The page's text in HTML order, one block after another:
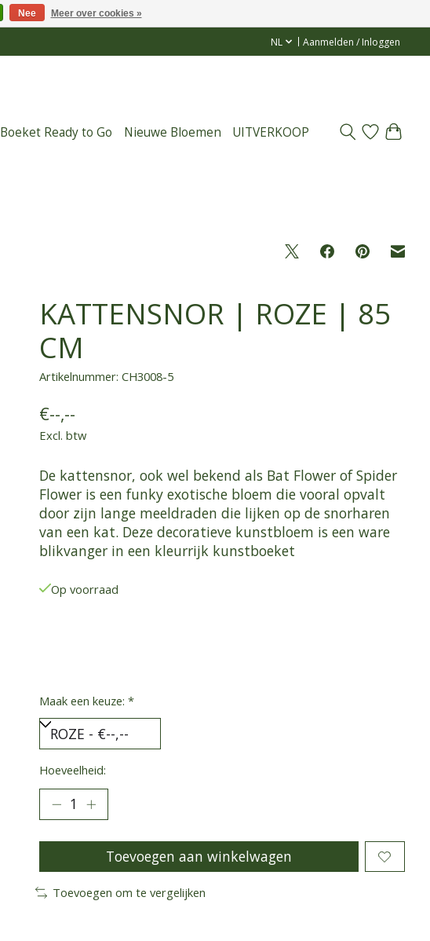
NL Aanmelden / Inloggen
Boeket Ready to Go Nieuwe Bloemen UITVERKOOP
KATTENSNOR | ROZE | 85
CM
Artikelnummer: CH3008-5
€--,--
Excl. btw
De kattensnor, ook wel bekend als Bat Flower of Spider
Flower is een funky exotische bloem die vooral opvalt
door zijn lange meeldraden die lijken op de snorharen
van een kat. Deze decoratieve kunstbloem is een ware
blikvanger in een kleurrijk kunstboeket
Op voorraad
Maak een keuze: *
Hoeveelheid:
Toevoegen aan winkelwagen
Toevoegen om te vergelijken
Nee Meer over cookies »